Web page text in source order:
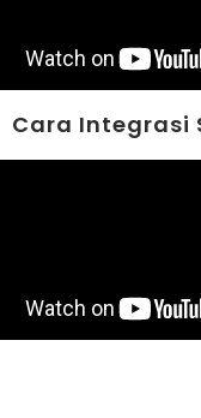
Cara Integrasi